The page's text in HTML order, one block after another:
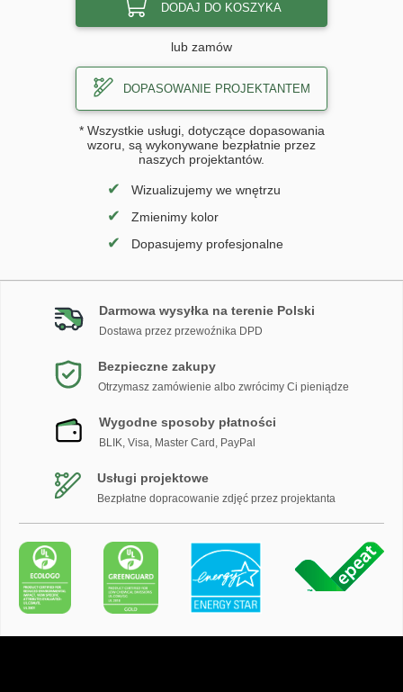
DODAJ DO KOSZYKA
lub zamów
DOPASOWANIE PROJEKTANTEM
* Wszystkie usługi, dotyczące dopasowania
wzoru, są wykonywane bezpłatnie przez
naszych projektantów.
✔ Wizualizujemy we wnętrzu
✔ Zmienimy kolor
✔ Dopasujemy profesjonalne
Darmowa wysyłka na terenie Polski
Dostawa przez przewoźnika DPD
Bezpieczne zakupy
Otrzymasz zamówienie albo zwrócimy Ci pieniądze
Wygodne sposoby płatności
BLIK, Visa, Master Card, PayPal
Usługi projektowe
Bezpłatne dopracowanie zdjęć przez projektanta